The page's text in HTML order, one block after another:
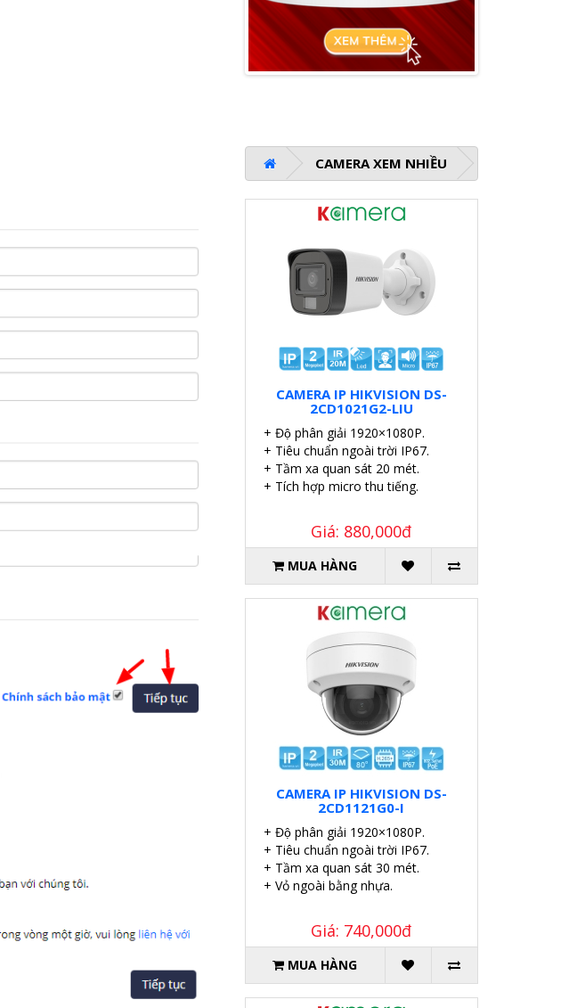
CAMERA XEM NHIỀU
CAMERA IP HIKVISION DS-
2CD1021G2-LIU
+ Độ phân giải 1920×1080P.
+ Tiêu chuẩn ngoài trời IP67.
+ Tầm xa quan sát 20 mét.
+ Tích hợp micro thu tiếng.
Giá: 880,000đ
MUA HÀNG
CAMERA IP HIKVISION DS-
2CD1121G0-I
+ Độ phân giải 1920×1080P.
+ Tiêu chuẩn ngoài trời IP67.
+ Tầm xa quan sát 30 mét.
+ Vỏ ngoài bằng nhựa.
Giá: 740,000đ
MUA HÀNG